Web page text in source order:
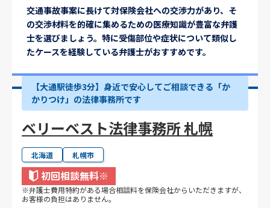
交通事故事案に長けて対保険会社への交渉力があり、そ
の交渉材料を的確に集めるための医療知識が豊富な弁護
士を選びましょう。特に受傷部位や症状について類似し
たケースを経験している弁護士がおすすめです。
【大通駅徒歩3分】身近で安心してご相談できる「か
かりつけ」の法律事務所です
ベリーベスト法律事務所 札幌
北海道 札幌市
初回相談無料※
※弁護士費用特約がある場合相談料を保険会社からいただきますが、
お客様の負担はありません。